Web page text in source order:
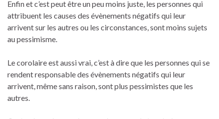
Enfin et c’est peut être un peu moins juste, les personnes qui
attribuent les causes des évènements négatifs qui leur
arrivent sur les autres ou les circonstances, sont moins sujets
au pessimisme.
Le corolaire est aussi vrai, c’est à dire que les personnes qui se
rendent responsable des évènements négatifs qui leur
arrivent, même sans raison, sont plus pessimistes que les
autres.